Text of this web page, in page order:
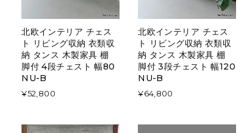
北欧インテリア チェス
ト リビング収納 衣類収
納 タンス 木製家具 棚
脚付 4段チェスト 幅80
NU-B
¥52,800
北欧インテリア チェス
ト リビング収納 衣類収
納 タンス 木製家具 棚
脚付 3段チェスト 幅120
NU-B
¥64,800